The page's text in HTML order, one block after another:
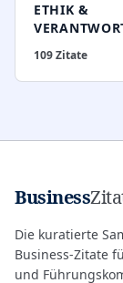
ETHIK &
109Zitate
Business
Die kuratierte
Business-Zitate
und